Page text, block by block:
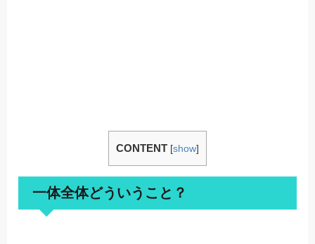
CONTENT [show]
一体全体どういうこと？